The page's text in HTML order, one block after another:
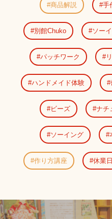
商品解説 手
別館Chuko ソー
パッチワーク
ハンドメイド体験
ビーズ ナチ
ソーイング
作り方講座 休業日